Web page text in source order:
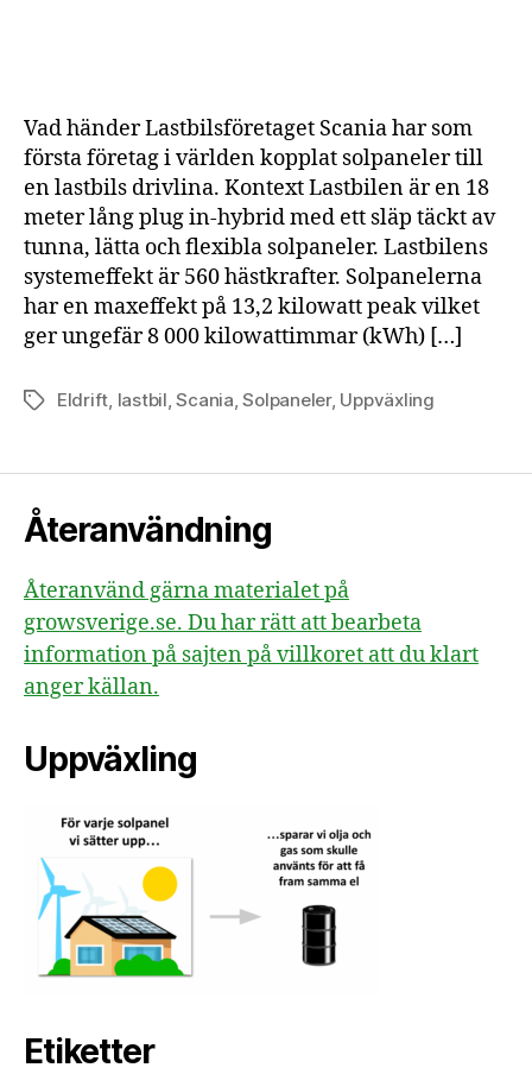
tak
och
sidor
Vad händer Lastbilsföretaget Scania har som
första företag i världen kopplat solpaneler till
en lastbils drivlina. Kontext Lastbilen är en 18
meter lång plug in-hybrid med ett släp täckt av
tunna, lätta och flexibla solpaneler. Lastbilens
systemeffekt är 560 hästkrafter. Solpanelerna
har en maxeffekt på 13,2 kilowatt peak vilket
ger ungefär 8 000 kilowattimmar (kWh) […]
Etiketter
Eldrift lastbil ,Scania ,Solpaneler, Uppväxling
Återanvändning
Återanvänd gärna materialet på
growsverige.se. Du har rätt att bearbeta
information på sajten på villkoret att du klart
anger källan.
Uppväxling
Etiketter